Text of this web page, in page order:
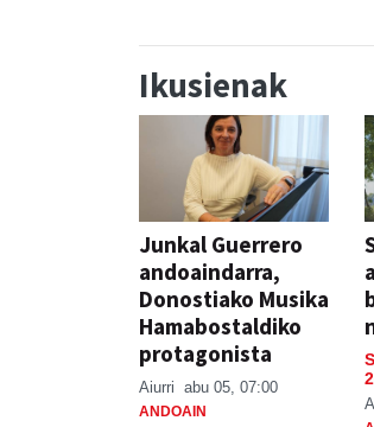
Ikusienak
Junkal Guerrero
andoaindarra,
Donostiako Musika
Hamabostaldiko
protagonista
Aiurri abu 05, 07:00
ANDOAIN